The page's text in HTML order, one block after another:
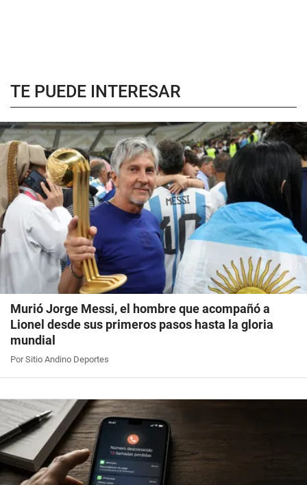
TE PUEDE INTERESAR
Murió Jorge Messi, el hombre que acompañó a
Lionel desde sus primeros pasos hasta la gloria
mundial
Por Sitio Andino Deportes